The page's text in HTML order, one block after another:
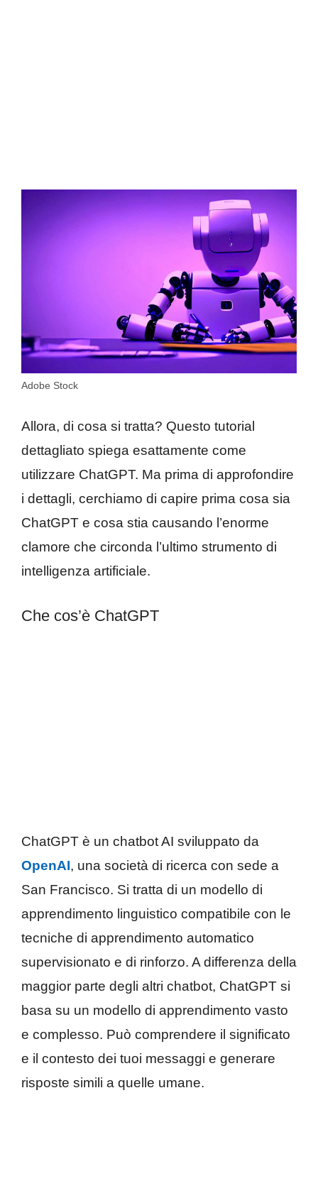
Adobe Stock
Allora, di cosa si tratta? Questo tutorial
dettagliato spiega esattamente come
utilizzare ChatGPT. Ma prima di approfondire
i dettagli, cerchiamo di capire prima cosa sia
ChatGPT e cosa stia causando l’enorme
clamore che circonda l’ultimo strumento di
intelligenza artificiale.
Che cos’è ChatGPT
ChatGPT è un chatbot AI sviluppato da
OpenAI, una società di ricerca con sede a
San Francisco. Si tratta di un modello di
apprendimento linguistico compatibile con le
tecniche di apprendimento automatico
supervisionato e di rinforzo. A differenza della
maggior parte degli altri chatbot, ChatGPT si
basa su un modello di apprendimento vasto
e complesso. Può comprendere il significato
e il contesto dei tuoi messaggi e generare
risposte simili a quelle umane.